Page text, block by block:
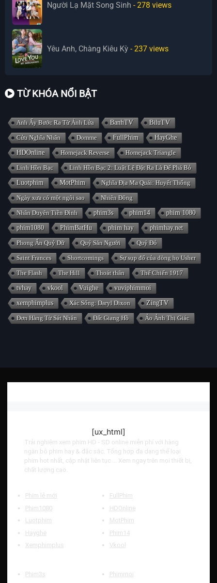
Người Lạ Mặt Song Sinh - 278 views
Yêu Anh, Chàng Kiêu Kỳ - 237 views
TỪ KHÓA NỔI BẬT
Anh Ấy Bước Ra Từ Ánh Lửa BanhTV BiluTV
Cửu Nghĩa Nhân Domme FullPhim HayGhe
HDOnline Homejack Reverse Homejack Triangle
Linh Hồn Bạc Linh Hồn Bạc 2: Luật Lệ Đặt Ra Là Để Phá Bỏ
Luotphim MotPhim Nghĩa Địa Ma Quái: Huyết Thống
Ngày xưa có một ngôi sao Nhiên Đông
Nhân Duyên Tiền Đình phim3s phim14 phim 1080
phim1080 PhimBatHu phim hay phimhay.net
Phong Ấn Quỷ Dữ Quỷ Săn Người Quỷ Đỏ
Saint Frances Shortcomings Sự sụp đổ của dòng họ Usher
The Flash The Hill Thoát thân Thế Chiến 1917
tvhay vkool Vuighe vuviphimmoi
xemphimplus Xác Sống: Daryl Dixon ZingTV
Đơn Hàng Từ Sát Nhân Đất Giang Hồ Ảo Ảnh Thị Giác